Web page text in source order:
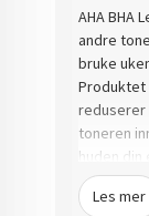
AHA BHA
andre
bruke
toneren
huden din
jevner ut
Les mer